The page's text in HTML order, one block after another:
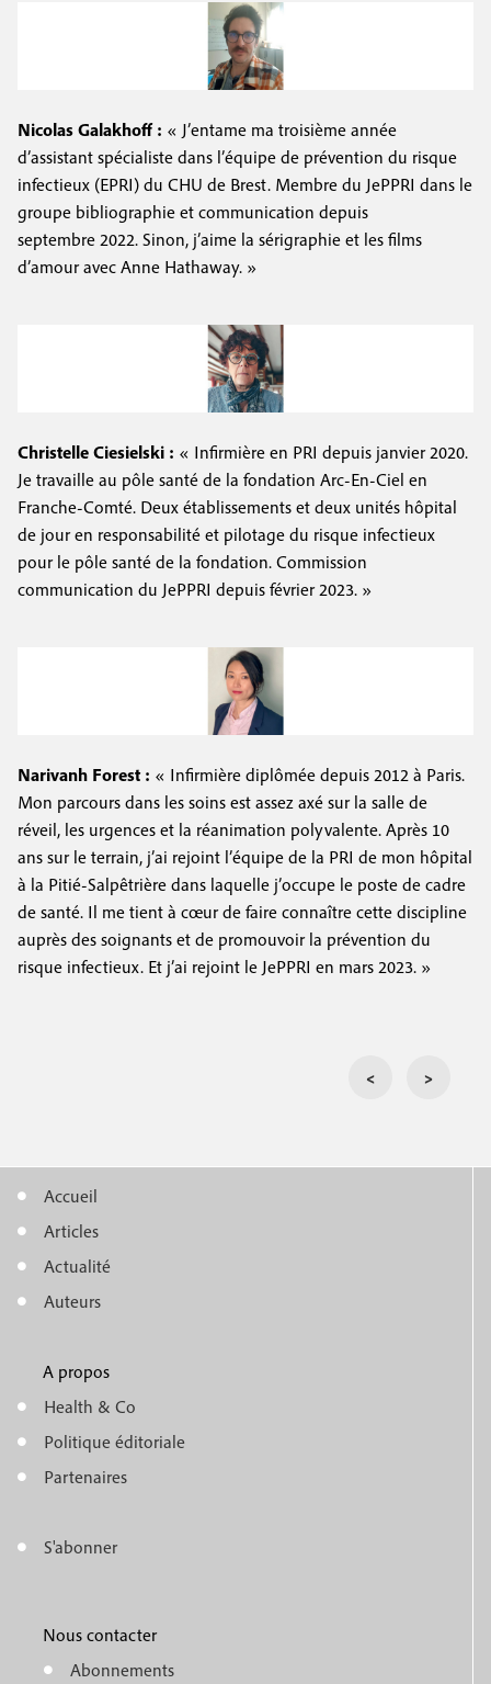
Nicolas Galakhoff : « J’entame ma troisième année
d’assistant spécialiste dans l’équipe de prévention du risque
infectieux (EPRI) du CHU de Brest. Membre du JePPRI dans le
groupe bibliographie et communication depuis
septembre 2022. Sinon, j’aime la sérigraphie et les films
d’amour avec Anne Hathaway. »
Christelle Ciesielski : « Infirmière en PRI depuis janvier 2020.
Je travaille au pôle santé de la fondation Arc-En-Ciel en
Franche-Comté. Deux établissements et deux unités hôpital
de jour en responsabilité et pilotage du risque infectieux
pour le pôle santé de la fondation. Commission
communication du JePPRI depuis février 2023. »
Narivanh Forest : « Infirmière diplômée depuis 2012 à Paris.
Mon parcours dans les soins est assez axé sur la salle de
réveil, les urgences et la réanimation polyvalente. Après 10
ans sur le terrain, j’ai rejoint l’équipe de la PRI de mon hôpital
à la Pitié-Salpêtrière dans laquelle j’occupe le poste de cadre
de santé. Il me tient à cœur de faire connaître cette discipline
auprès des soignants et de promouvoir la prévention du
risque infectieux. Et j’ai rejoint le JePPRI en mars 2023. »
< >
M
e
n
o
o
e
Accueil
Articles
Actualité
Auteurs
m
e
n
f
A propos
Health & Co
Politique éditoriale
Partenaires
S'abonner
Nous contacter
Abonnements